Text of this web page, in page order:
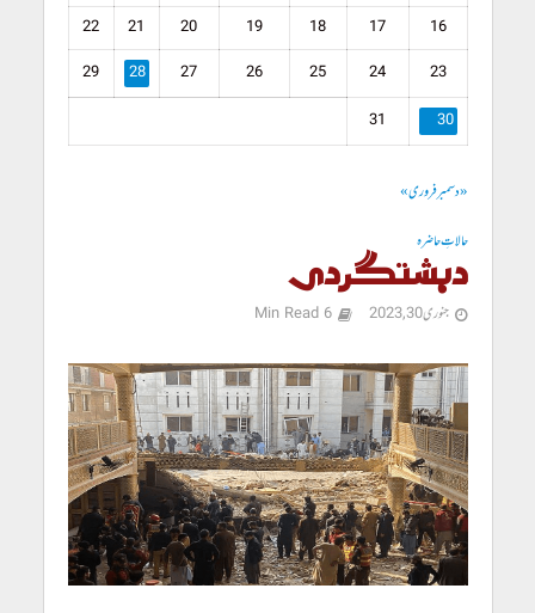
16
17
18
19
20
21
22
23
24
25
26
27
28
29
30
31
« دسمبرفروری »
حالاتِ حاضرہ
دہشتگردی
جنوری 30, 2023 6 Min Read